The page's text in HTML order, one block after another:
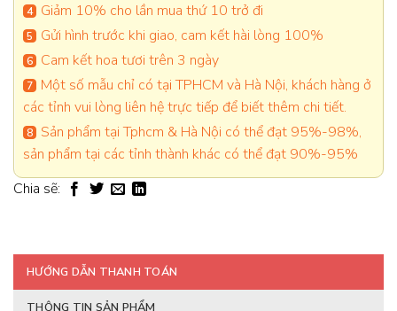
Giảm 10% cho lần mua thứ 10 trở đi
Gửi hình trước khi giao, cam kết hài lòng 100%
Cam kết hoa tươi trên 3 ngày
Một số mẫu chỉ có tại TPHCM và Hà Nội, khách hàng ở
các tỉnh vui lòng liên hệ trực tiếp để biết thêm chi tiết.
Sản phẩm tại Tphcm & Hà Nội có thể đạt 95%-98%,
sản phẩm tại các tỉnh thành khác có thể đạt 90%-95%
Chia sẽ:
HƯỚNG DẪN THANH TOÁN
THÔNG TIN SẢN PHẨM